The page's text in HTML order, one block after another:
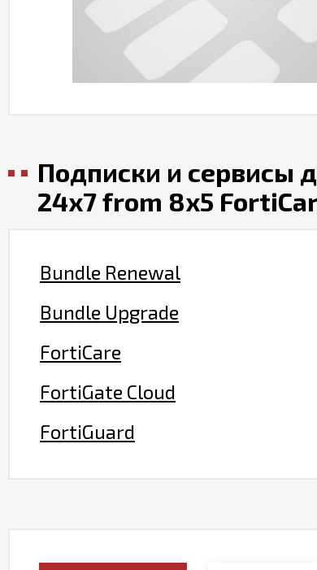
Подписки и сервисы
24x7 from 8x5
Bundle Renewal
Bundle Upgrade
FortiCare
FortiGate Cloud
FortiGuard